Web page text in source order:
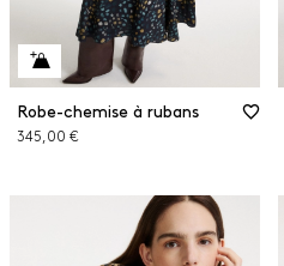
Robe-chemise à rubans
345,00 €